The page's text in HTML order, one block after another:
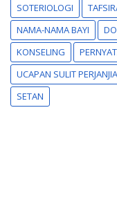
SOTERIOLOGI
NAMA-NAMA BAYI
KONSELING
UCAPAN SULIT
SETAN